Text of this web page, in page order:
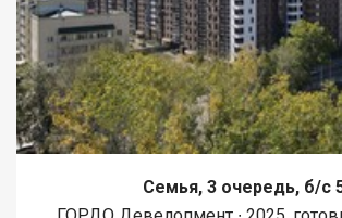
Семья, 3 очередь, б/с